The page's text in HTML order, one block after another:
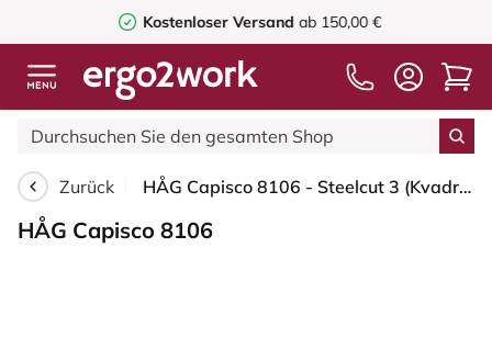
Kostenloser Versandab 150,00 €
Zurück HÅG Capisco 8106 - Steelcut 3 (Kvadrat) - Wolle / Polyamid - STT682 Chestnut - Schwarz - 265 mm (Sitzhöhe 53-79cm) - Weiche Rollen für harte Böden
HÅG Capisco 8106